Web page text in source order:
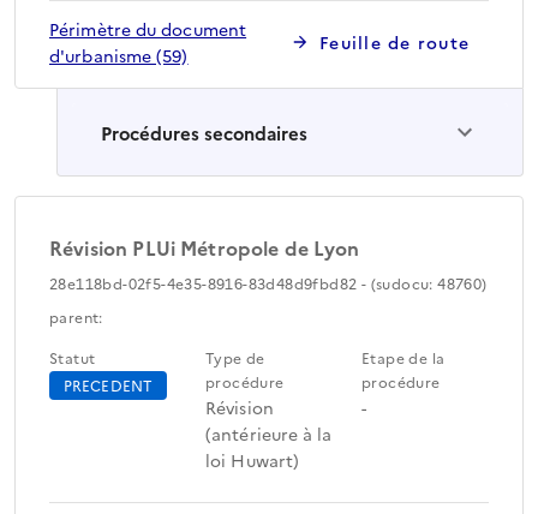
Périmètre du document
d'urbanisme (59)
Feuille de route
Procédures secondaires
Révision PLUi Métropole de Lyon
28e118bd-02f5-4e35-8916-83d48d9fbd82 - (sudocu: 48760)
parent:
Statut
PRECEDENT
Type de
procédure
Révision
(antérieure à la
loi Huwart)
Etape de la
procédure
-